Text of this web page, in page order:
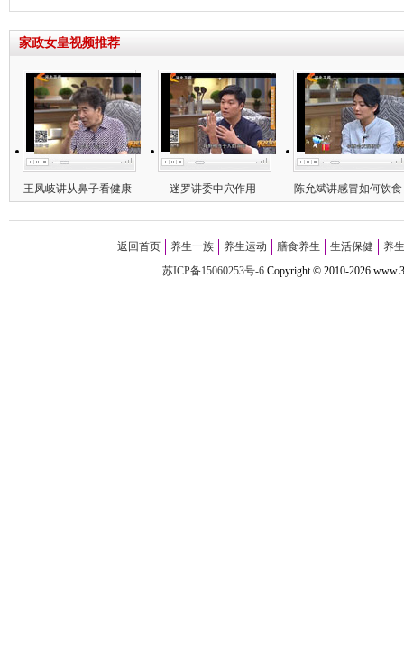
家政女皇视频推荐
王凤岐讲从鼻子看健康 迷罗讲委中穴作用 陈允斌讲感冒如何饮食
返回首页 养生一族 养生运动 膳食养生 生活保健
养
苏ICP备15060253号-6Copyright©2010-2026